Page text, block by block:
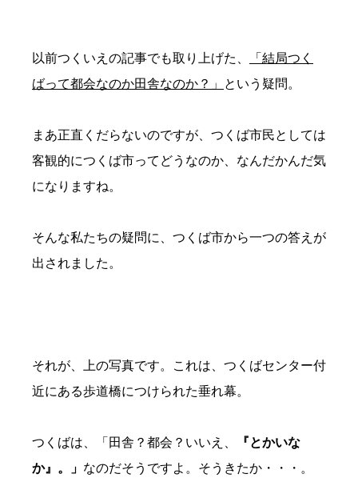
以前つくいえの記事でも取り上げた、
「結局つく
ばって都会なのか田舎なのか？」
という疑問。
まあ正直くだらないのですが、つくば市民としては
客観的につくば市ってどうなのか、なんだかんだ気
になりますね。
そんな私たちの疑問に、つくば市から一つの答えが
出されました。
それが、上の写真です。これは、つくばセンター付
近にある歩道橋につけられた垂れ幕。
つくばは、「田舎？都会？いいえ、
『とかいな
か』。」 なのだそうですよ。そうきたか・・・。